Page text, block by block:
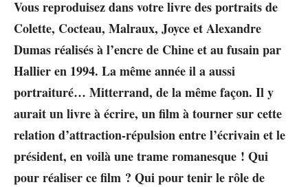
Vous reproduisez dans votre livre des portraits de
Colette, Cocteau, Malraux, Joyce et Alexandre
Dumas réalisés à l’encre de Chine et au fusain par
Hallier en 1994. La même année il a aussi
portraituré… Mitterrand, de la même façon. Il y
aurait un livre à écrire, un film à tourner sur cette
relation d’attraction-répulsion entre l’écrivain et le
président, en voilà une trame romanesque ! Qui
pour réaliser ce film ? Qui pour tenir le rôle de